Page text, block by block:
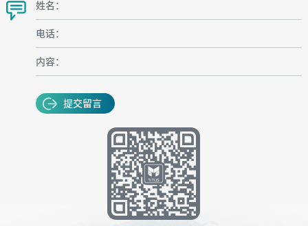
姓名：
电话：
内容：
提交留言